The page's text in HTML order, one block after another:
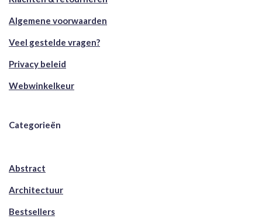
Algemene voorwaarden
Veel gestelde vragen?
Privacy beleid
Webwinkelkeur
Categorieën
Abstract
Architectuur
Bestsellers